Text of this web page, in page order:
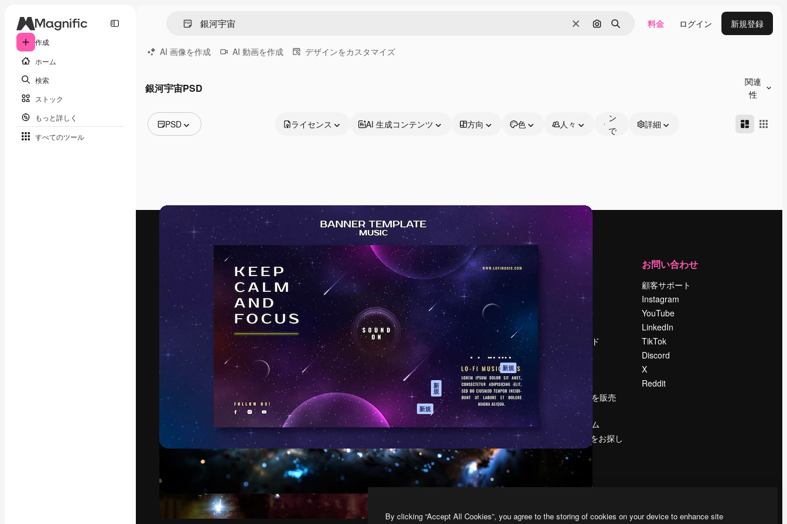
作成
ホーム
検索
ストック
もっと詳しく
すべてのツール
消去 画像で検索
検索 料金 ログイン 新規登録
AI 画像を作成 AI 動画を作成 デザインをカスタマイズ
銀河宇宙PSD
関連
性
PSD
動画
映像素材
モーショングラフィックス
動画テンプレート
アイコン
3D モデル
フォント
ライセンス AI 生成コンテンツ 方向 色 人々
ン
で
詳細
最高のクリエイティブ制作を導くためのプラ
ットフォーム。クリエイター、企業、代理
店、スタジオを含む100万人以上が利用して
います。
日本語
製品
Spaces
AI アシスタント
AI 画像生成ツール
AI 動画生成ツール
AI 音声合成ツール
ストックコンテン
ツ
Claude/ChatGPT
向けMCP
新
規
エージェント 新規
API
モバイルアプリ
すべてのMagnificツ
ール
はじめに
Academy
ドキュメント
サポート
利用規約
プライバシーポリ
シー
オリジナル 新規
クッキーポリシー
トラストセンター
アフィリエイト
法人向け
料金
会社概要
Reviews
採用情報
検索トレンド
ブログ
イベント
Slidesgo
コンテンツを販売
する
プレスルーム
magnific.aiをお探し
ですか？
お問い合わせ
顧客サポート
Instagram
YouTube
LinkedIn
TikTok
Discord
X
Reddit
Copyright © 2010- 2026Freepik Company S.L.U. 無断複写・転載を禁じます
By clicking “Accept All Cookies”, you agree to the storing of cookies on your device to enhance site